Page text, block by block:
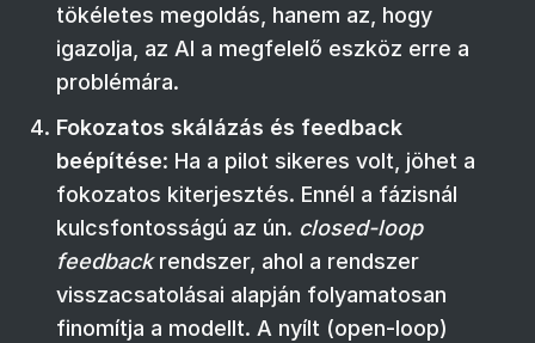
tökéletes megoldás, hanem az, hogy
igazolja, az AI a megfelelő eszköz erre a
problémára.
Fokozatos skálázás és feedback
beépítése: Ha a pilot sikeres volt, jöhet a
fokozatos kiterjesztés. Ennél a fázisnál
kulcsfontosságú az ún. closed-loop
feedbackrendszer, ahol a rendszer
visszacsatolásai alapján folyamatosan
finomítja a modellt. A nyílt (open-loop)